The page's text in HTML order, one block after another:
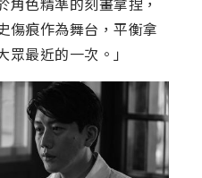
傷痕作為舞台，平衡拿
最近的一次。」